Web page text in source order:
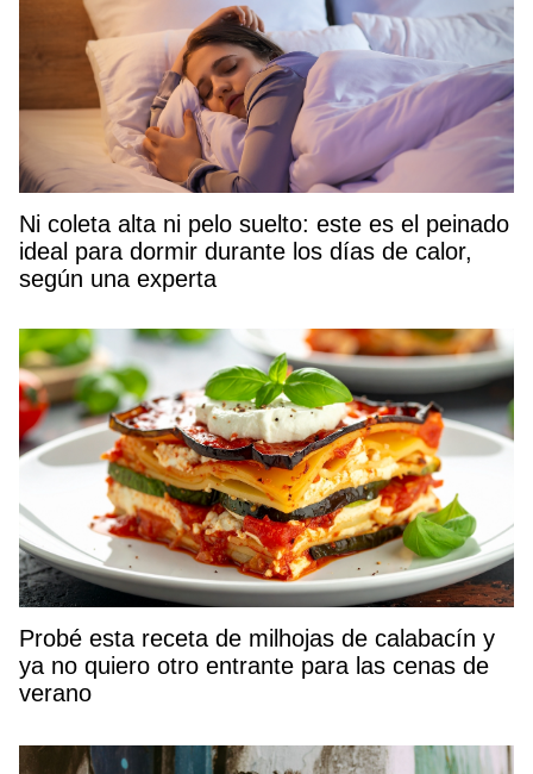
Ni coleta alta ni pelo suelto: este es el peinado
ideal para dormir durante los días de calor,
según una experta
Probé esta receta de milhojas de calabacín y
ya no quiero otro entrante para las cenas de
verano